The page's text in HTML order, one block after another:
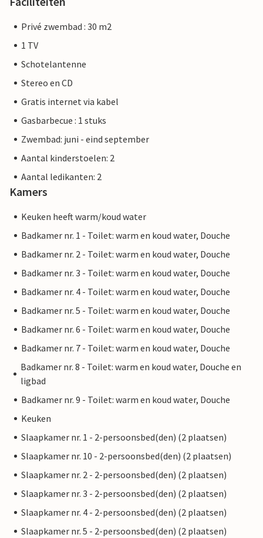
- conferentie-evenement
- Gastronomisch diner (bereid door de
wijnen
- Wijn- en kaasproeverij
- Varkensvlees aan het spit
- Bedienend personeel bij evenementen
- Luchtballonvaarten
- Excursies te paard
Andere wensen? Vraag het ons. Graag zoveel mogelijk
vooraf bestellen of bij aankomst bij de beheerder. Betaling
Privé zwembad : 30 m2
1 TV
Schotelantenne
Stereo en CD
Gratis internet via kabel
Gasbarbecue : 1 stuks
Zwembad: juni - eind september
Aantal kinderstoelen: 2
Aantal ledikanten: 2
Kamers
Keuken heeft warm/koud water
Badkamer nr. 1 - Toilet: warm en koud water, Douche
Badkamer nr. 2 - Toilet: warm en koud water, Douche
Badkamer nr. 3 - Toilet: warm en koud water, Douche
Badkamer nr. 4 - Toilet: warm en koud water, Douche
Badkamer nr. 5 - Toilet: warm en koud water, Douche
Badkamer nr. 6 - Toilet: warm en koud water, Douche
Badkamer nr. 7 - Toilet: warm en koud water, Douche
Badkamer nr. 8 - Toilet: warm en koud water, Douche en
ligbad
Badkamer nr. 9 - Toilet: warm en koud water, Douche
Keuken
Slaapkamer nr. 1 - 2-persoonsbed(den) (2 plaatsen)
Slaapkamer nr. 10 - 2-persoonsbed(den) (2 plaatsen)
Slaapkamer nr. 2 - 2-persoonsbed(den) (2 plaatsen)
Slaapkamer nr. 3 - 2-persoonsbed(den) (2 plaatsen)
Slaapkamer nr. 4 - 2-persoonsbed(den) (2 plaatsen)
Slaapkamer nr. 5 - 2-persoonsbed(den) (2 plaatsen)